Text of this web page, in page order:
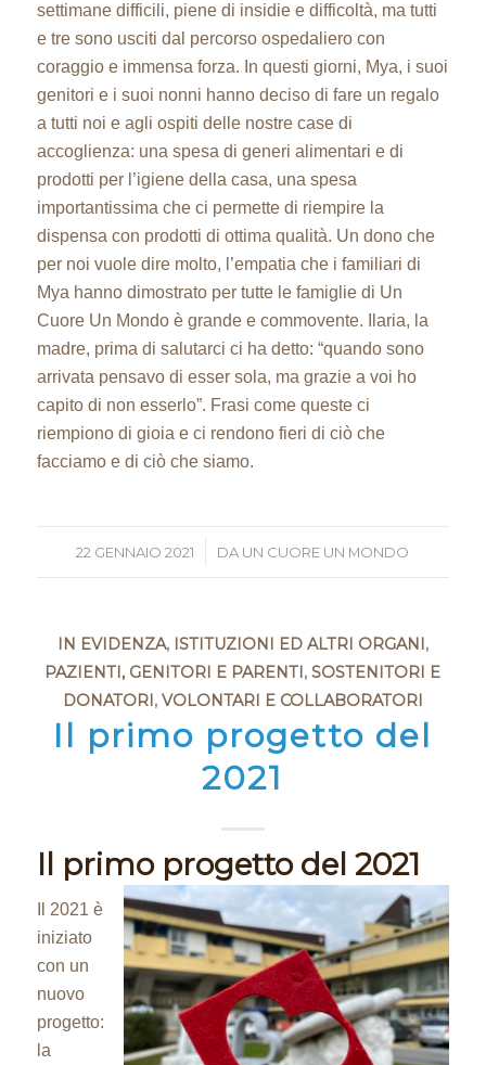
settimane difficili, piene di insidie e difficoltà, ma tutti
e tre sono usciti dal percorso ospedaliero con
coraggio e immensa forza. In questi giorni, Mya, i suoi
genitori e i suoi nonni hanno deciso di fare un regalo
a tutti noi e agli ospiti delle nostre case di
accoglienza: una spesa di generi alimentari e di
prodotti per l’igiene della casa, una spesa
importantissima che ci permette di riempire la
dispensa con prodotti di ottima qualità. Un dono che
per noi vuole dire molto, l’empatia che i familiari di
Mya hanno dimostrato per tutte le famiglie di Un
Cuore Un Mondo è grande e commovente. Ilaria, la
madre, prima di salutarci ci ha detto: “quando sono
arrivata pensavo di esser sola, ma grazie a voi ho
capito di non esserlo”. Frasi come queste ci
riempiono di gioia e ci rendono fieri di ciò che
facciamo e di ciò che siamo.
22 GENNAIO 2021
/ DA UN CUORE UN MONDO
IN EVIDENZA, ISTITUZIONI ED ALTRI ORGANI,
PAZIENTI, GENITORI E PARENTI,SOSTENITORI E
DONATORI, VOLONTARI E COLLABORATORI
Il primo progetto del
2021
Il primo progetto del 2021
Il 2021 è
iniziato
con un
nuovo
progetto:
la